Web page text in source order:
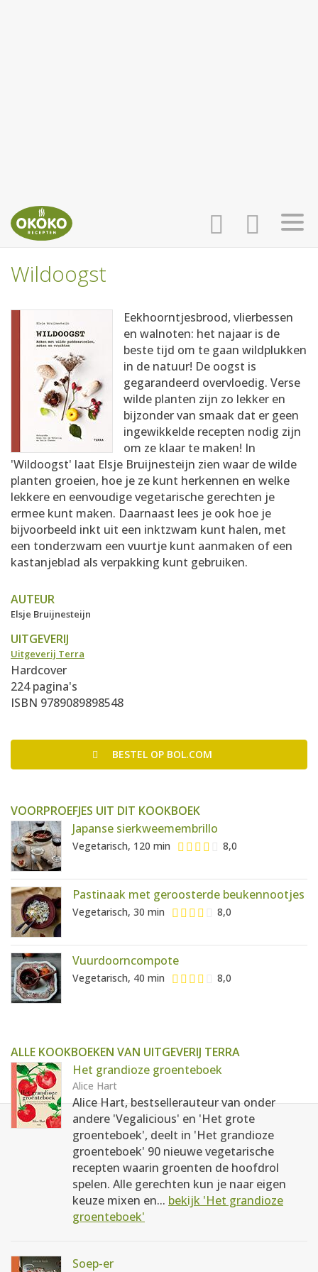
AANMELDEN
RECEPTEN
WEEKMENU'S
KOOKBOEKEN
Wildoogst
Eekhoorntjesbrood, vlierbessen
en walnoten: het najaar is de
beste tijd om te gaan wildplukken
in de natuur! De oogst is
gegarandeerd overvloedig. Verse
wilde planten zijn zo lekker en
bijzonder van smaak dat er geen
ingewikkelde recepten nodig zijn
om ze klaar te maken! In
'Wildoogst' laat Elsje Bruijnesteijn zien waar de wilde
planten groeien, hoe je ze kunt herkennen en welke
lekkere en eenvoudige vegetarische gerechten je
ermee kunt maken. Daarnaast lees je ook hoe je
bijvoorbeeld inkt uit een inktzwam kunt halen, met
een tonderzwam een vuurtje kunt aanmaken of een
kastanjeblad als verpakking kunt gebruiken.
AUTEUR
Elsje Bruijnesteijn
UITGEVERIJ
Uitgeverij Terra
Hardcover
224 pagina's
ISBN 9789089898548
BESTEL OP BOL.COM
VOORPROEFJES UIT DIT KOOKBOEK
Japanse sierkweemembrillo
Vegetarisch, 120 min 8,0
Pastinaak met geroosterde beukennootjes
Vegetarisch, 30 min 8,0
Vuurdoorncompote
Vegetarisch, 40 min 8,0
ALLE KOOKBOEKEN VAN UITGEVERIJ TERRA
Het grandioze groenteboek
Alice Hart
Alice Hart, bestsellerauteur van onder
andere 'Vegalicious' en 'Het grote
groenteboek', deelt in 'Het grandioze
groenteboek' 90 nieuwe vegetarische
recepten waarin groenten de hoofdrol
spelen. Alle gerechten kun je naar eigen
keuze mixen en... bekijk 'Het grandioze
groenteboek'
Soep-er